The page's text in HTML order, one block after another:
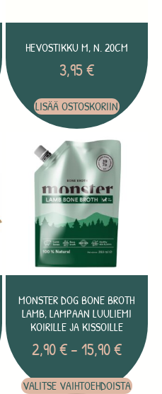
HEVOSTIKKU M, N. 20CM
3,95€
LISÄÄ OSTOSKORIIN
MONSTER DOG BONE BROTH
LAMB, LAMPAAN LUULIEMI
KOIRILLE JA KISSOILLE
2,90€ –15,90€
VALITSE VAIHTOEHDOISTA